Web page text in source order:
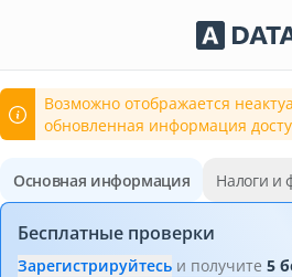
Сервисы
Возможно отображается
обновленная информация
Основная информация Налоги и
Бесплатные проверки
Зарегистрируйтесь и получите 5